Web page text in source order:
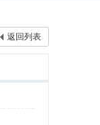
返回列表